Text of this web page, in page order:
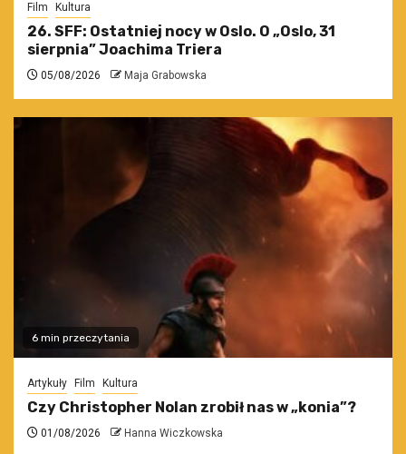
Film Kultura
26. SFF: Ostatniej nocy w Oslo. O „Oslo, 31
sierpnia” Joachima Triera
05/08/2026 Maja Grabowska
6 min przeczytania
Artykuły Film Kultura
Czy Christopher Nolan zrobił nas w „konia”?
01/08/2026 Hanna Wiczkowska